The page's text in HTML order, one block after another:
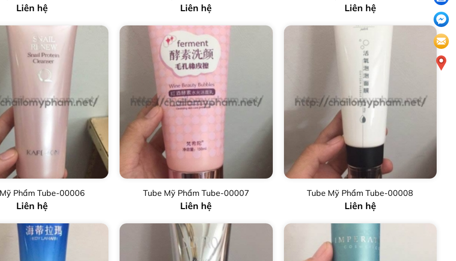
Liên hệ Liên hệ Liên hệ
Phẩm Tube-00006
Liên hệ
Tube Mỹ Phẩm Tube-00007
Liên hệ
Tube Mỹ Phẩm Tube-00008
Liên hệ